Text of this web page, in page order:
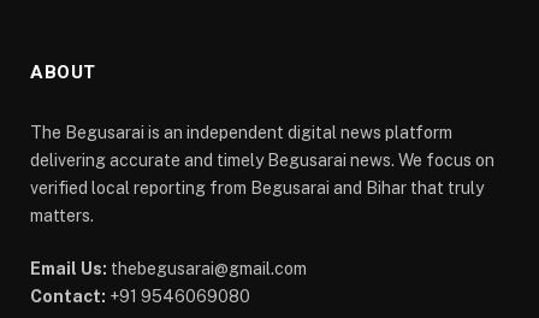
ABOUT
The Begusarai is an independent digital news platform
delivering accurate and timely Begusarai news. We focus on
verified local reporting from Begusarai and Bihar that truly
matters.
Email Us: thebegusarai@gmail.com
Contact: +91 9546069080